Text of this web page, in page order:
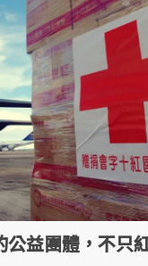
公益團體，不只